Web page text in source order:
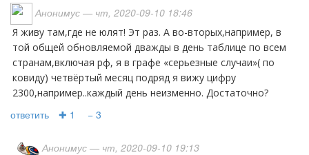
Анонимус — чт, 2020-09-10 18:46
Я живу там,где не юлят! Эт раз. А во-вторых,например, в
той общей обновляемой дважды в день таблице по всем
странам,включая рф, я в графе «серьезные случаи»( по
ковиду) четвёртый месяц подряд я вижу цифру
2300,например..каждый день неизменно. Достаточно?
ответить ✚ 1 − 3
Анонимус — чт, 2020-09-10 19:13